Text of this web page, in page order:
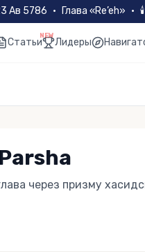
Ав 5786 • Глава «Re’eh» •
Статьи
NEW
Лидеры
через призму